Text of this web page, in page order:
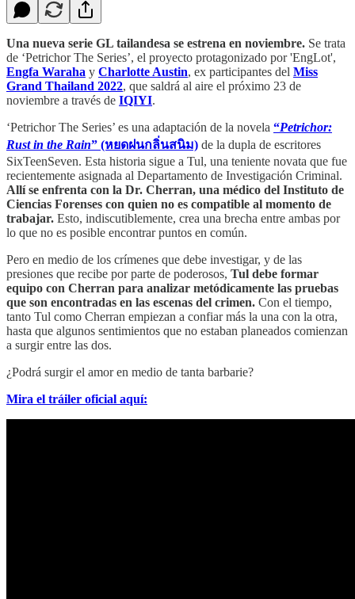
Una nueva serie GL tailandesa se estrena en noviembre. Se trata
de ‘Petrichor The Series’, el proyecto protagonizado por 'EngLot',
Engfa Waraha y Charlotte Austin, ex participantes del Miss
Grand Thailand 2022, que saldrá al aire el próximo 23 de
noviembre a través de IQIYI.
‘Petrichor The Series’ es una adaptación de la novela “Petrichor:
Rust in the Rain” (หยดฝนกลิ่นสนิม) de la dupla de escritores
SixTeenSeven. Esta historia sigue a Tul, una teniente novata que fue
recientemente asignada al Departamento de Investigación Criminal.
Allí se enfrenta con la Dr. Cherran, una médico del Instituto de
Ciencias Forenses con quien no es compatible al momento de
trabajar. Esto, indiscutiblemente, crea una brecha entre ambas por
lo que no es posible encontrar puntos en común.
Pero en medio de los crímenes que debe investigar, y de las
presiones que recibe por parte de poderosos, Tul debe formar
equipo con Cherran para analizar metódicamente las pruebas
que son encontradas en las escenas del crimen. Con el tiempo,
tanto Tul como Cherran empiezan a confiar más la una con la otra,
hasta que algunos sentimientos que no estaban planeados comienzan
a surgir entre las dos.
¿Podrá surgir el amor en medio de tanta barbarie?
Mira el tráiler oficial aquí: